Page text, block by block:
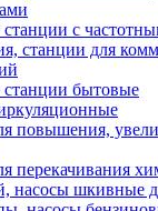
с
станции для
бытовые
повышения,
перекачивания
насосы шкивные